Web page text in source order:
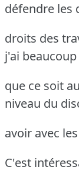
défendre les
droits des
j'ai beaucoup
que ce soit
niveau du
avoir avec
C'est